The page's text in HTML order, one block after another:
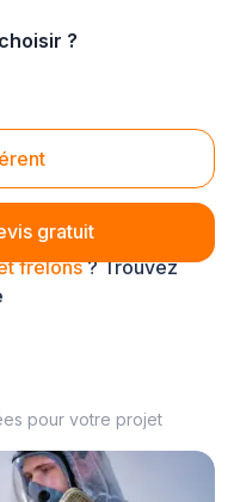
?
gratuit
et frelons
frelons? Trouvez
pour votre projet